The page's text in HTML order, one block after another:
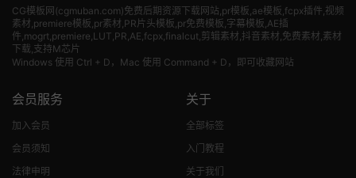
CG模板网(cgmuban.com)免费后期资源下载网站,pr模板,ae模板,fcpx插件,视频
素材 ,premiere模板,pr素材,PR片头模板,pr免费模板,字幕模板,AE插
件,mogrt,premiere,LUT,PR,AE,fcpx,finalcut,剪辑素材,抖音素材,免费素材,素材
下载,支持M芯片
Windows 使用 Ctrl + D，Mac 使用 Command + D，即可收藏网站
会员服务
加入会员
会员须知
法律申明
关于
全部标签
入门教程
关于我们